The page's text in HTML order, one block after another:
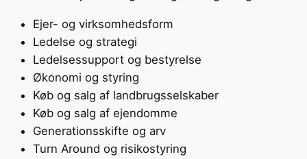
Ejer- og virksomhedsform
Ledelse og strategi
Ledelsessupport og bestyrelse
Økonomi og styring
Køb og salg af landbrugsselskaber
Køb og salg af ejendomme
Generationsskifte og arv
Turn Around og risikostyring